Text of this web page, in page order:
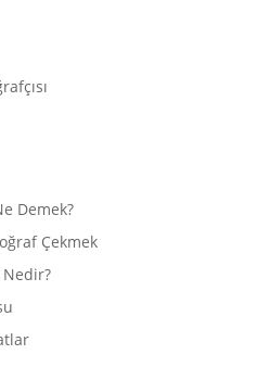
Demek?
Çekmek
Nedir?